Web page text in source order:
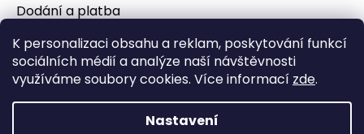
K personalizaci obsahu a reklam, poskytování funkcí
sociálních médií a analýze naší návštěvnosti
využíváme soubory cookies. Více informací zde.
Nastavení
Dodání a platba
Podmínky ochrany osobních údajů
Vytvořil Shoptet